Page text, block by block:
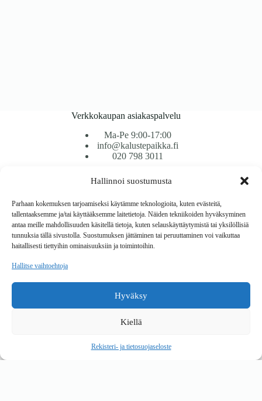
Hallinnoi suostumusta
Parhaan kokemuksen tarjoamiseksi käytämme teknologioita, kuten evästeitä,
tallentaaksemme ja/tai käyttääksemme laitetietoja. Näiden tekniikoiden hyväksyminen
antaa meille mahdollisuuden käsitellä tietoja, kuten selauskäyttäytymistä tai yksilöllisiä
tunnuksia tällä sivustolla. Suostumuksen jättäminen tai peruuttaminen voi vaikuttaa
haitallisesti tiettyihin ominaisuuksiin ja toimintoihin.
Hallitse vaihtoehtoja
Hyväksy
Kiellä
Rekisteri- ja tietosuojaseloste
Verkkokaupan asiakaspalvelu
Ma-Pe 9:00-17:00
info@kalustepaikka.fi
020 798 3011
Tavarantoimitus / Maksutavat
Toimitustavat
Maksutavat
Vaihto ja palautus
Reklamaatiot
Copyright © 2026 Kalustepaikka